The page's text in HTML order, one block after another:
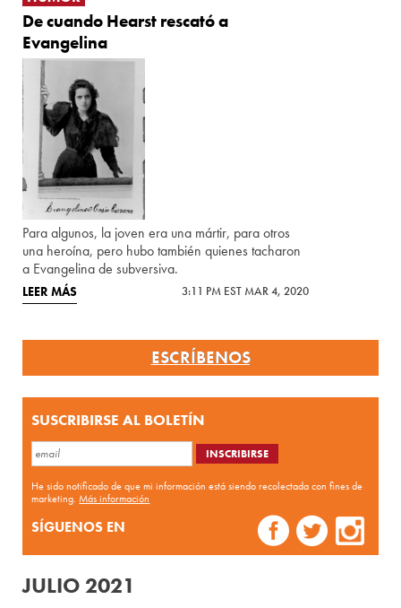
De cuando Hearst rescató a
Evangelina
Para algunos, la joven era una mártir, para otros
una heroína, pero hubo también quienes tacharon
a Evangelina de subversiva.
LEER MÁS 3:11 PM EST MAR 4, 2020
ESCRÍBENOS
SUSCRIBIRSE AL BOLETÍN
He sido notificado de que mi información está siendo recolectada con fines de
marketing.Más información
SÍGUENOS EN
JULIO 2021